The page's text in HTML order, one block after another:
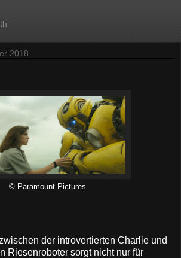
2018
© Paramount Pictures
der introvertierten Charlie und
Riesenroboter sorgt nicht nur für